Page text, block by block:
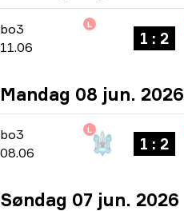
bo3
bo3
11.06
L
1 : 2
Mandag 08 jun. 2026
bo3
bo3
08.06
L
1 : 2
Søndag 07 jun. 2026